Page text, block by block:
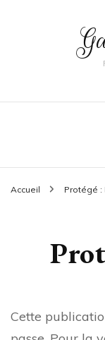
Accueil Protégé
Cette